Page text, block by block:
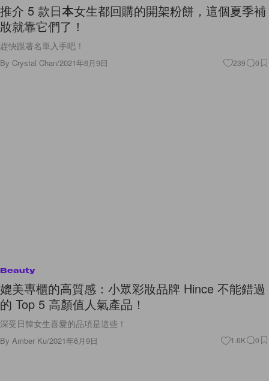
推介 5 款日本女生都回購的開架粉餅，這個夏季補
妝就靠它們了！
趕快跟著名單入手吧！
By Crystal Chan/2021年6月9日 239 0
Beauty
媲美專櫃的高質感：小眾彩妝品牌 Hince 不能錯過
的 Top 5 高顏值人氣產品！
深受日韓女生喜愛的品項是這些！
By Amber Ku/2021年6月9日 1.6K 0